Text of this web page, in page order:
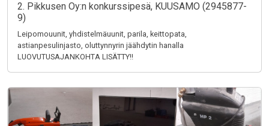
2. Pikkusen Oy:n konkurssipesä, KUUSAMO (2945877-
9)
Leipomouunit, yhdistelmäuunit, parila, keittopata,
astianpesulinjasto, oluttynnyrin jäähdytin hanalla
LUOVUTUSAJANKOHTA LISÄTTY!!